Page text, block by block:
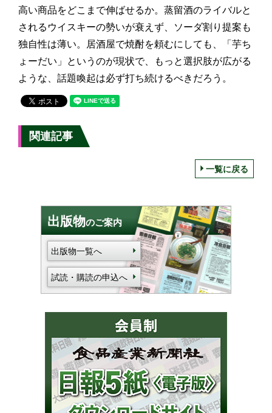
高い商品をどこまで伸ばせるか。蒸留酒のライバルと
されるウイスキーの勢いが衰えず、ソーダ割り提案も
独自性は薄い。居酒屋で焼酎を頼むにしても、「芋ち
ょーだい」というのが現状で、もっと選択肢が広がる
ような、話題喚起は必ず打ち続けるべきだろう。
関連記事
一覧に戻る
出版物のご案内
出版物一覧へ
試読・購読の申込へ